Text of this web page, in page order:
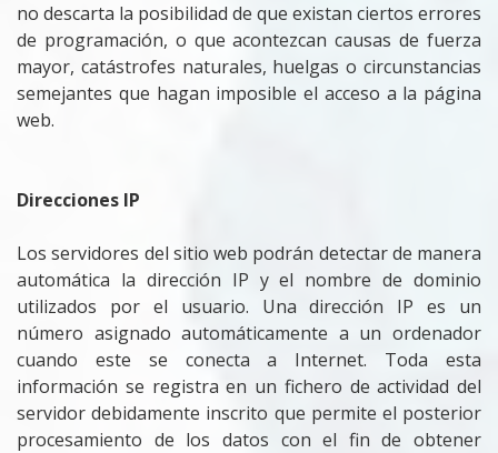
no descarta la posibilidad de que existan ciertos errores
de programación, o que acontezcan causas de fuerza
mayor, catástrofes naturales, huelgas o circunstancias
semejantes que hagan imposible el acceso a la página
web.
Direcciones IP
Los servidores del sitio web podrán detectar de manera
automática la dirección IP y el nombre de dominio
utilizados por el usuario. Una dirección IP es un
número asignado automáticamente a un ordenador
cuando este se conecta a Internet. Toda esta
información se registra en un fichero de actividad del
servidor debidamente inscrito que permite el posterior
procesamiento de los datos con el fin de obtener